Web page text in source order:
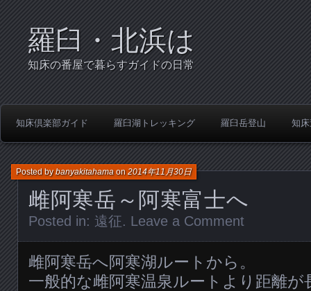
羅臼・北浜は
知床の番屋で暮らすガイドの日常
知床倶楽部ガイド 羅臼湖トレッキング 羅臼岳登山 知
雌阿寒岳～阿寒富士へ
Posted bybanyakitahamaon2014年11月30日
Posted in: 遠征. Leave a Comment
雌阿寒岳へ阿寒湖ルートから。
一般的な雌阿寒温泉ルートより距離